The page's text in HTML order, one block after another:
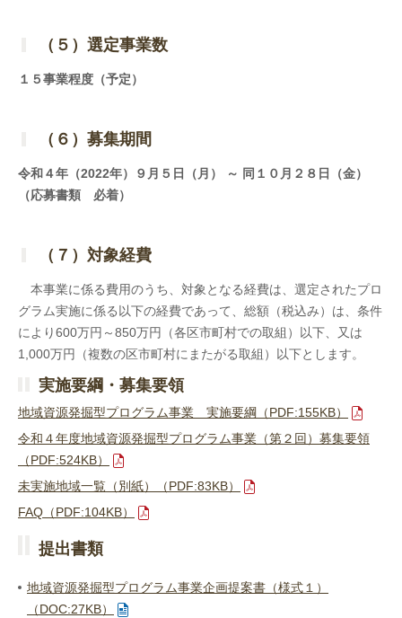
（５）選定事業数
１５事業程度（予定）
（６）募集期間
令和４年（2022年）９月５日（月） ～ 同１０月２８日（金）
（応募書類 必着）
（７）対象経費
本事業に係る費用のうち、対象となる経費は、選定されたプロ
グラム実施に係る以下の経費であって、総額（税込み）は、条件
により600万円～850万円（各区市町村での取組）以下、又は
1,000万円（複数の区市町村にまたがる取組）以下とします。
実施要綱・募集要領
地域資源発掘型プログラム事業 実施要綱（PDF:155KB）
令和４年度地域資源発掘型プログラム事業（第２回）募集要領
（PDF:524KB）
未実施地域一覧（別紙）（PDF:83KB）
FAQ （PDF:104KB）
提出書類
地域資源発掘型プログラム事業企画提案書（様式１）
（DOC:27KB）